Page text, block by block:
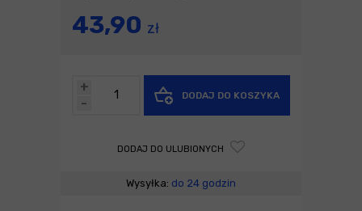
43,90 zł
-
+
DODAJ DO KOSZYKA
DODAJ DO ULUBIONYCH
Wysyłka: do 24 godzin